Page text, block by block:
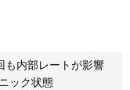
も内部レートが影響
ック状態